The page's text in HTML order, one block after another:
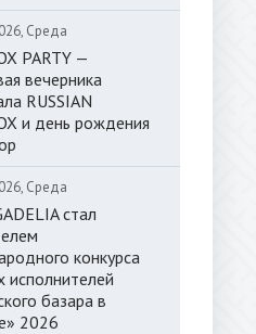
Среда
PARTY —
вечерника
RUSSIAN
и день рождения
Среда
стал
конкурса
базара в
2026